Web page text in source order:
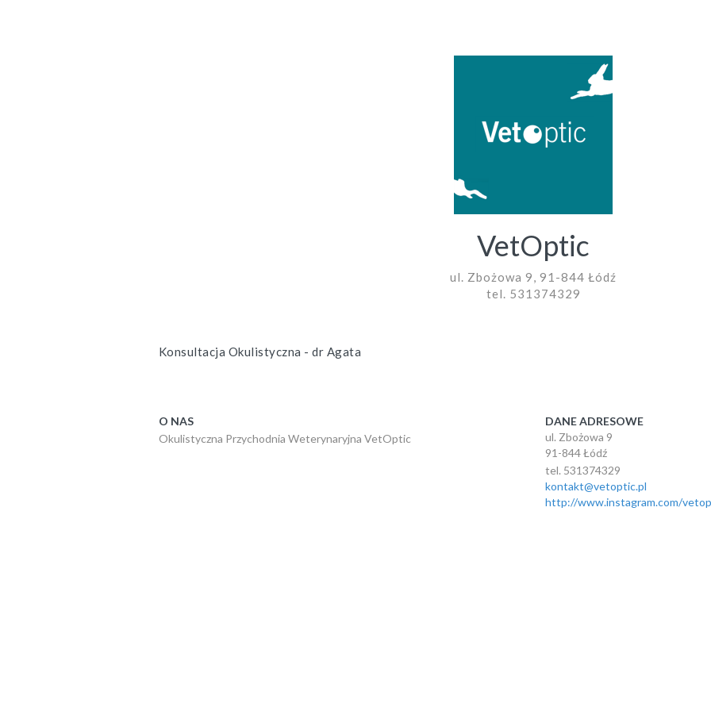
VetOptic
ul. Zbożowa 9, 91-844 Łódź
tel. 531374329
Konsultacja Okulistyczna - dr Agata
O NAS
Okulistyczna Przychodnia Weterynaryjna VetOptic
DANE ADRESOWE
ul. Zbożowa 9
91-844 Łódź
tel. 531374329
kontakt@vetoptic.pl
http://www.instagram.com/